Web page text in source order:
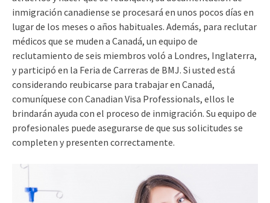
inmigración canadiense se procesará en unos pocos días en
lugar de los meses o años habituales. Además, para reclutar
médicos que se muden a Canadá, un equipo de
reclutamiento de seis miembros voló a Londres, Inglaterra,
y participó en la Feria de Carreras de BMJ. Si usted está
considerando reubicarse para trabajar en Canadá,
comuníquese con Canadian Visa Professionals, ellos le
brindarán ayuda con el proceso de inmigración. Su equipo de
profesionales puede asegurarse de que sus solicitudes se
completen y presenten correctamente.